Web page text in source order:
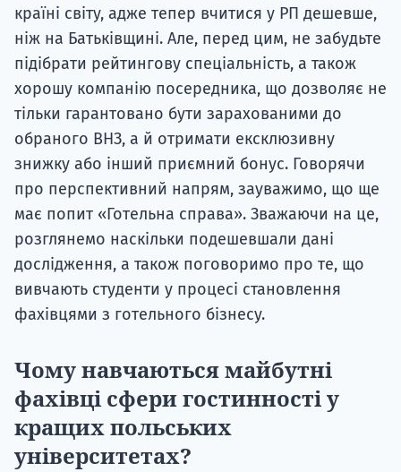
країні світу, адже тепер вчитися у РП дешевше,
ніж на Батьківщині. Але, перед цим, не забудьте
підібрати рейтингову спеціальність, а також
хорошу компанію посередника, що дозволяє не
тільки гарантовано бути зарахованими до
обраного ВНЗ, а й отримати ексклюзивну
знижку або інший приємний бонус. Говорячи
про перспективний напрям, зауважимо, що ще
має попит «Готельна справа». Зважаючи на це,
розглянемо наскільки подешевшали дані
дослідження, а також поговоримо про те, що
вивчають студенти у процесі становлення
фахівцями з готельного бізнесу.
Чому навчаються майбутні
фахівці сфери гостинності у
кращих польських
університетах?